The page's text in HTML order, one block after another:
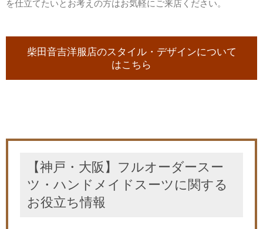
を仕立てたいとお考えの方はお気軽にご来店ください。
柴田音吉洋服店のスタイル・デザインについて
はこちら
【神戸・大阪】フルオーダースー
ツ・ハンドメイドスーツに関する
お役立ち情報